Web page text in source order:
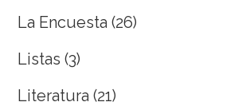
La Encuesta (26)
Listas (3)
Literatura (21)